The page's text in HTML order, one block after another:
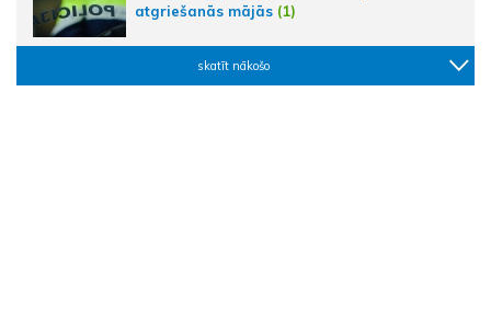
atgriešanās mājās (1)
skatīt nākošo